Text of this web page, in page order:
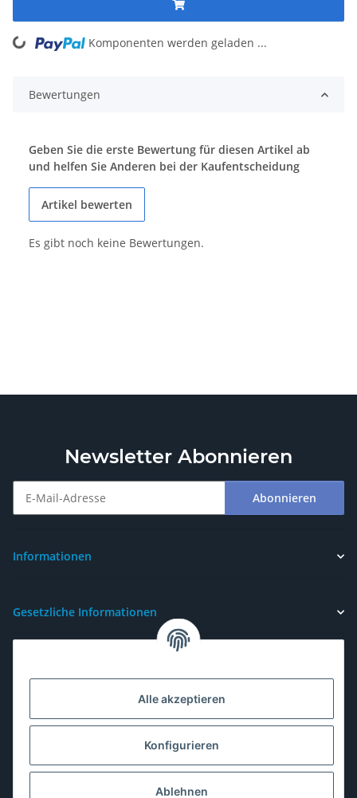
Alle akzeptieren
Konfigurieren
Ablehnen
Loading... Komponenten werden geladen ...
Bewertungen
Geben Sie die erste Bewertung für diesen Artikel ab
und helfen Sie Anderen bei der Kaufentscheidung
Artikel bewerten
Es gibt noch keine Bewertungen.
Newsletter Abonnieren
Abonnieren
Informationen
Gesetzliche Informationen